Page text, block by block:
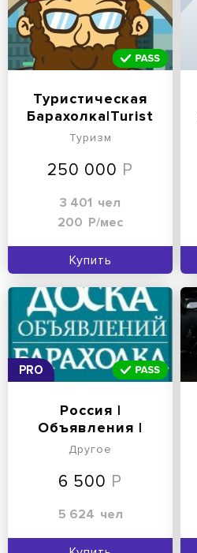
Туристическая
Барахолка|Turist
Туризм
250 000
3 401 чел
200 Р/мес
Купить
PRO
Россия |
Объявления |
Барахолка
Другое
6 500
5 624 чел